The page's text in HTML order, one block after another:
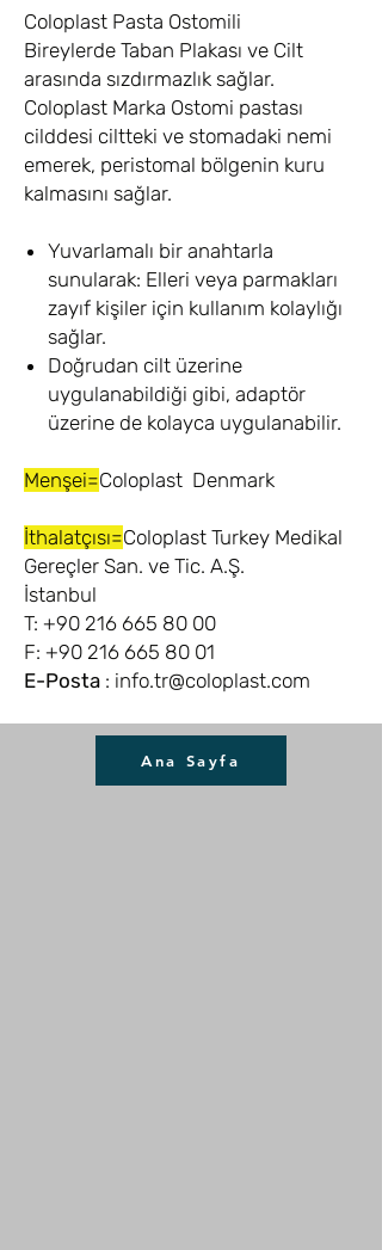
Coloplast Pasta Ostomili
Bireylerde Taban Plakası ve Cilt
arasında sızdırmazlık sağlar.
Coloplast Marka Ostomi pastası
cilddesi ciltteki ve stomadaki nemi
emerek, peristomal bölgenin kuru
kalmasını sağlar.
Yuvarlamalı bir anahtarla
sunularak: Elleri veya parmakları
zayıf kişiler için kullanım kolaylığı
sağlar.
Doğrudan cilt üzerine
uygulanabildiği gibi, adaptör
üzerine de kolayca uygulanabilir.
Menşei=Coloplast Denmark
İthalatçısı=Coloplast Turkey Medikal
Gereçler San. ve Tic. A.Ş.
İstanbul
T: +90 216 665 80 00
F: +90 216 665 80 01
E-Posta : info.tr@coloplast.com
Ana Sayfa